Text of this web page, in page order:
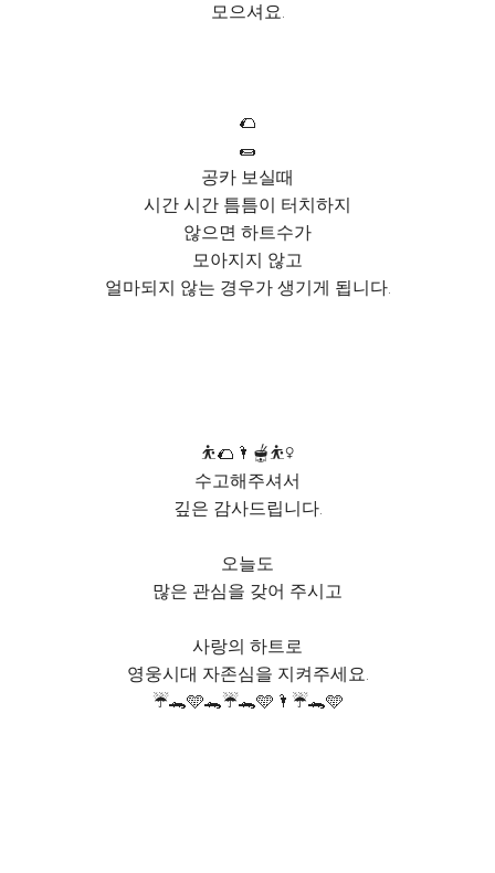
모으셔요.
🌮
🌯
공카 보실때
시간 시간 틈틈이 터치하지
않으면 하트수가
모아지지 않고
얼마되지 않는 경우가 생기게 됩니다.
⛹️🌮🌂🫕⛹️‍♀️
수고해주셔서
깊은 감사드립니다.
오늘도
많은 관심을 갖어 주시고
사랑의 하트로
영웅시대 자존심을 지켜주세요.
☔️🐊🩵🐊☔️🐊🩵🌂☔️🐊🩵